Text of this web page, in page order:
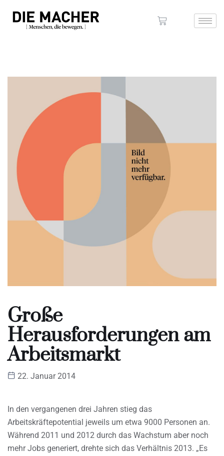
Große
Herausforderungen am
Arbeitsmarkt
22. Januar 2014
In den vergangenen drei Jahren stieg das
Arbeitskräftepotential jeweils um etwa 9000 Personen an.
Während 2011 und 2012 durch das Wachstum aber noch
mehr Jobs generiert, drehte sich das Verhältnis 2013. „Es